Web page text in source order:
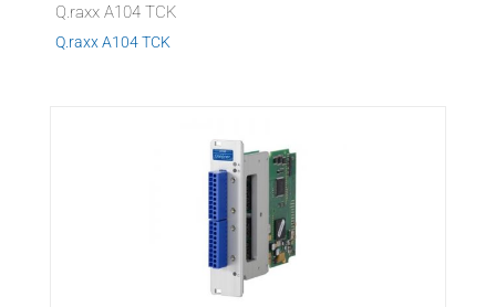
Q.raxx A104 TCK
Q.raxx A104 TCK